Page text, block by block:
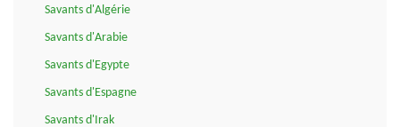
Savants d'Algérie
Savants d'Arabie
Savants d'Egypte
Savants d'Espagne
Savants d'Irak